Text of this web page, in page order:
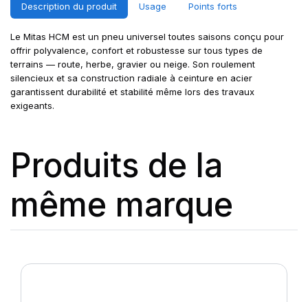
Description du produit Usage Points forts
Le Mitas HCM est un pneu universel toutes saisons conçu pour
offrir polyvalence, confort et robustesse sur tous types de
terrains — route, herbe, gravier ou neige. Son roulement
silencieux et sa construction radiale à ceinture en acier
garantissent durabilité et stabilité même lors des travaux
exigeants.
Produits de la
même marque